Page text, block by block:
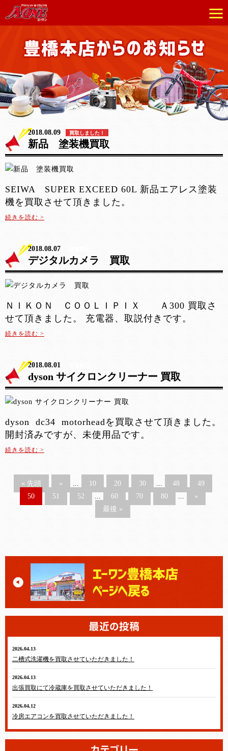
2018.08.09 買取しました！
新品 塗装機買取
SEIWA SUPER EXCEED 60L 新品エアレス塗装
機を買取させて頂きました。
続きを読む >
2018.08.07
デジタルカメラ 買取
ＮＩＫＯＮ ＣＯＯＬＩＰＩＸ Ａ300 買取さ
せて頂きました。 充電器、取説付きです。
続きを読む >
2018.08.01
dyson サイクロンクリーナー 買取
dyson dc34 motorheadを買取させて頂きました。
開封済みですが、未使用品です。
続きを読む >
« 先頭 « ... 10 20 30 ... 48
49
50
51 52 ... 60 70 80 ...
»
最後 »
2026.04.13
二槽式洗濯機を買取させていただきました！
2026.04.13
出張買取にて冷蔵庫を買取させていただきました！
2026.04.12
冷房エアコンを買取させていただきました！